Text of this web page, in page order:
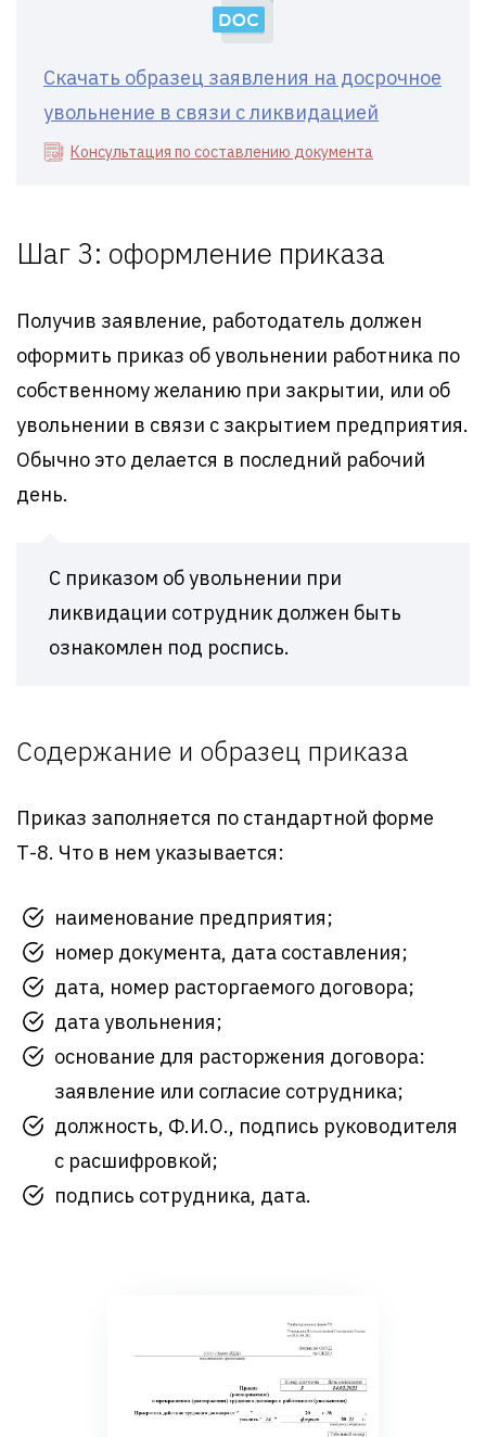
Скачать образец заявления на досрочное
увольнение в связи с ликвидацией
Консультация по составлению документа
Шаг 3: оформление приказа
Получив заявление, работодатель должен
оформить приказ об увольнении работника по
собственному желанию при закрытии, или об
увольнении в связи с закрытием предприятия.
Обычно это делается в последний рабочий
день.
С приказом об увольнении при
ликвидации сотрудник должен быть
ознакомлен под роспись.
Содержание и образец приказа
Приказ заполняется по стандартной форме
Т-8. Что в нем указывается:
наименование предприятия;
номер документа, дата составления;
дата, номер расторгаемого договора;
дата увольнения;
основание для расторжения договора:
заявление или согласие сотрудника;
должность, Ф.И.О., подпись руководителя
с расшифровкой;
подпись сотрудника, дата.